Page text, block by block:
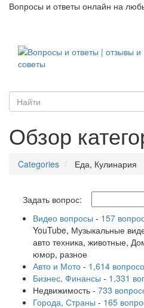
Вопросы и ответы онлайн на
Обзор
Categories Еда, Кулинария
Задать вопрос:
Видео вопросы - 157
YouTube, Музыкальные
авто техника, животные,
юмор, разное
Авто и Мото - 1,614
Бизнес, Финансы - 1,331
Недвижимость - 733
Города, Страны - 165